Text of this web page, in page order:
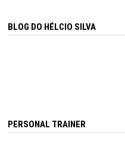
BLOG DO HÉLCIO SILVA
PERSONAL TRAINER